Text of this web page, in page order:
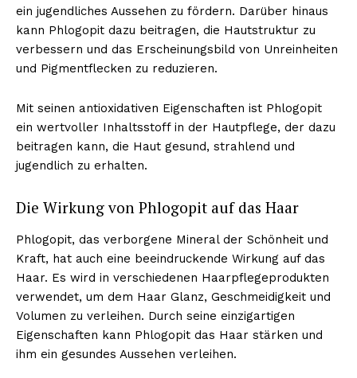
ein jugendliches Aussehen zu fördern. Darüber hinaus
kann Phlogopit dazu beitragen, die Hautstruktur zu
verbessern und das Erscheinungsbild von Unreinheiten
und Pigmentflecken zu reduzieren.
Mit seinen antioxidativen Eigenschaften ist Phlogopit
ein wertvoller Inhaltsstoff in der Hautpflege, der dazu
beitragen kann, die Haut gesund, strahlend und
jugendlich zu erhalten.
Die Wirkung von Phlogopit auf das Haar
Phlogopit, das verborgene Mineral der Schönheit und
Kraft, hat auch eine beeindruckende Wirkung auf das
Haar. Es wird in verschiedenen Haarpflegeprodukten
verwendet, um dem Haar Glanz, Geschmeidigkeit und
Volumen zu verleihen. Durch seine einzigartigen
Eigenschaften kann Phlogopit das Haar stärken und
ihm ein gesundes Aussehen verleihen.